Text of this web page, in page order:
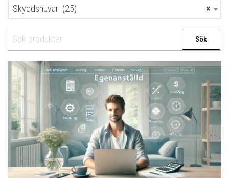
×
Skyddshuvar (25)
Sök
efter:
Sök